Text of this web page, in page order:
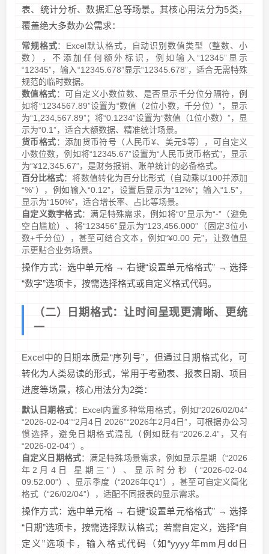
表、统计分析、数据汇总等场景。其核心用法分为5类，
覆盖绝大多数办公需求：
常规格式：Excel默认格式，自动识别数值类型（整数、小
数），不添加任何额外标识，例如输入“12345”显示
“12345”，输入“12345.678”显示“12345.678”，适合无需特殊
规范的临时数据。
数值格式：可自定义小数位数、是否显示千分位分隔符，例
如将“1234567.89”设置为“数值（2位小数，千分位）”，显示
为“1,234,567.89”；将“0.1234”设置为“数值（1位小数）”，显
示为“0.1”，适合大额数据、精准统计场景。
货币格式：添加货币符号（人民币¥、美元$等），可自定义
小数位数，例如将“12345.67”设置为“人民币货币格式”，显示
为“¥12,345.67”，是财务报销、账单统计的必备格式。
百分比格式：将数值转化为百分比形式（自动乘以100并添加
“%”），例如输入“0.12”，设置后显示为“12%”；输入“1.5”，
显示为“150%”，适合增长率、占比等场景。
自定义数字格式：满足特殊需求，例如将“0”显示为“-”（避免
空白尴尬）、将“123456”显示为“123,456.000”（固定3位小
数+千分位），甚至可结合文本，例如“¥0.00 元”，让数值显
示更贴合业务场景。
操作方式：选中单元格 → 右键“设置单元格格式” → 选择
“数字”选项卡，按需选择格式或自定义格式代码。
（二）日期格式：让时间呈现更清晰、更统
一
Excel中的日期本质是“序列号”，但通过日期格式化，可
转化为人类易读的形式，常用于考勤表、报表日期、项目
进度等场景，核心用法分为2类：
默认日期格式：Excel内置多种常用格式，例如“2026/02/04”
“2026-02-04”“2月4日 2026”“2026年2月4日”，可根据办公习
惯选择，避免日期格式混乱（例如既有“2026.2.4”，又有
“2026-02-04”）。
自定义日期格式：满足特殊场景需求，例如显示星期（“2026
年2月4日 星期三”）、显示时分秒（“2026-02-04
09:52:00”）、显示季度（“2026年Q1”），甚至可自定义简化
格式（“26/02/04”），适配不同报表的显示需求。
操作方式：选中单元格 → 右键“设置单元格格式” → 选择
“日期”选项卡，按需选择默认格式；若需自定义，选择“自
定义”选项卡，输入格式代码（如“yyyy年mm月dd日